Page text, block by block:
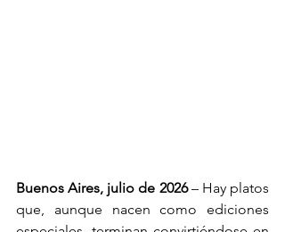
Buenos Aires, julio de 2026 – Hay platos
que, aunque nacen como ediciones